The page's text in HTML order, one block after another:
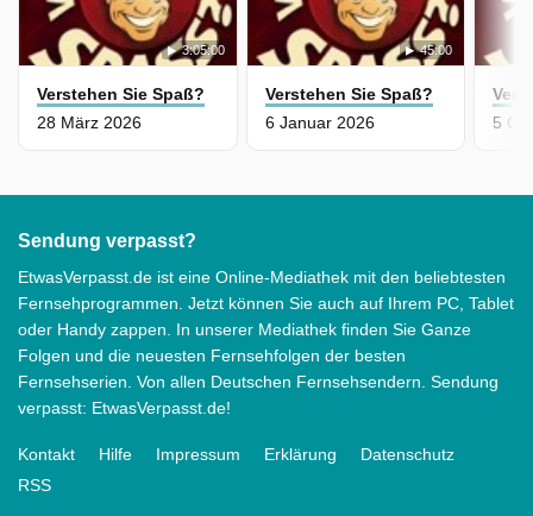
3:05:00
Verstehen Sie Spaß?
28 März 2026
45:00
Verstehen Sie Spaß?
6 Januar 2026
5
Sendung verpasst?
EtwasVerpasst.de ist eine Online-Mediathek mit den beliebtesten
Fernsehprogrammen. Jetzt können Sie auch auf Ihrem PC, Tablet
oder Handy zappen. In unserer Mediathek finden Sie Ganze
Folgen und die neuesten Fernsehfolgen der besten
Fernsehserien. Von allen Deutschen Fernsehsendern. Sendung
verpasst: EtwasVerpasst.de!
Kontakt Hilfe Impressum Erklärung
Datenschutz
RSS